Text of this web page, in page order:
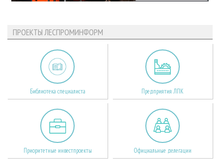
ПРОЕКТЫ ЛЕСПРОМИНФОРМ
Библиотека специалиста Предприятия ЛПК
Приоритетные инвестпроекты Официальные делегации